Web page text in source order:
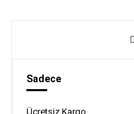
Sadece
Ücretsiz Kargo